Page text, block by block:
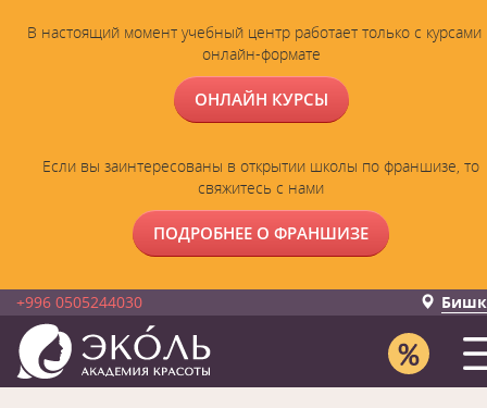
В настоящий момент учебный центр работает только с курсами
онлайн-формате
ОНЛАЙН КУРСЫ
Если вы заинтересованы в открытии школы по франшизе, то
свяжитесь с нами
ПОДРОБНЕЕ О ФРАНШИЗЕ
+996 0505244030